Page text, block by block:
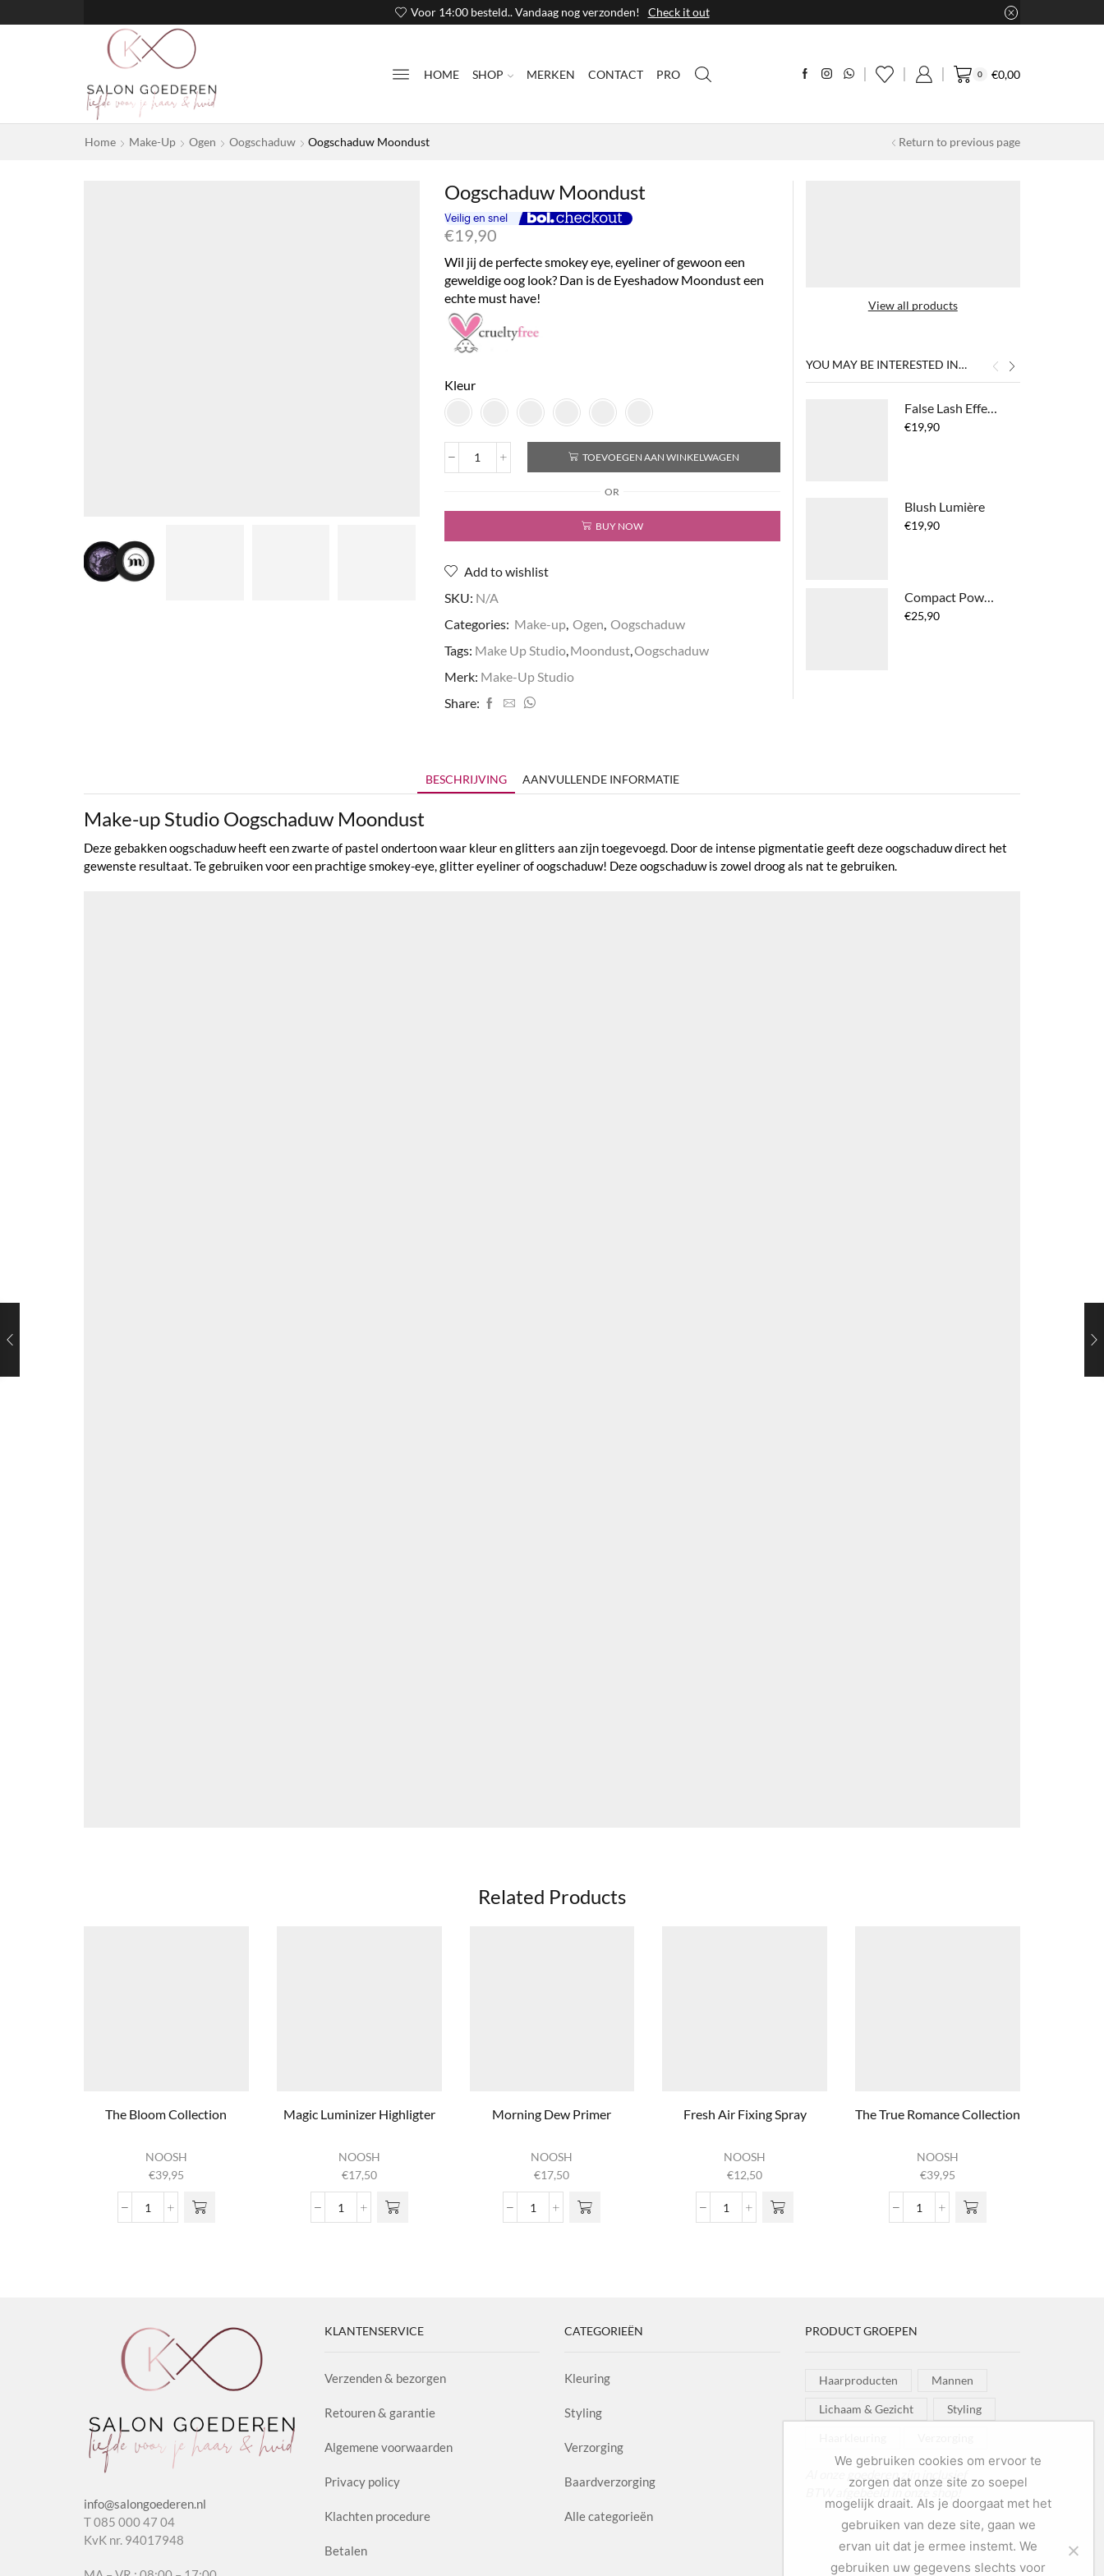
Voor 14:00 besteld.. Vandaag nog verzonden! Check it out
HOME SHOP MERKEN CONTACT PRO 0 €0,00
Home Make-Up Ogen Oogschaduw Oogschaduw Moondust Return to previous page
Oogschaduw Moondust
€19,90
Wil jij de perfecte smokey eye, eyeliner of gewoon een
geweldige oog look? Dan is de Eyeshadow Moondust een
echte must have!
Kleur
Oogschaduw
TOEVOEGEN AAN WINKELWAGEN
OR
BUY NOW
Add to wishlist
SKU: N/A
Categories: Make-up, Ogen, Oogschaduw
Tags: Make Up Studio,Moondust,Oogschaduw
Merk: Make-Up Studio
Share:
View all products
YOU MAY BE INTERESTED IN…
False Lash Effect Mascara 4D Extra Black
€19,90
Blush Lumière
€19,90
Compact Powder Make-up Poeder 3-in-1
€25,90
BESCHRIJVING AANVULLENDE INFORMATIE
Make-up Studio Oogschaduw Moondust
Deze gebakken oogschaduw heeft een zwarte of pastel ondertoon waar kleur en glitters aan zijn toegevoegd. Door de intense pigmentatie geeft deze oogschaduw direct het
gewenste resultaat. Te gebruiken voor een prachtige smokey-eye, glitter eyeliner of oogschaduw! Deze oogschaduw is zowel droog als nat te gebruiken.
Related Products
The Bloom Collection
NOOSH
€39,95
The Bloom Collection
Magic Luminizer Highligter
NOOSH
€17,50
Magic Luminizer Highligter
Morning Dew Primer
NOOSH
€17,50
Morning Dew Primer
Fresh Air Fixing Spray
NOOSH
€12,50
Fresh Air Fixing Spray
The True Romance Collection
NOOSH
€39,95
The True Romance Collection
info@salongoederen.nl
T 085 000 47 04
KvK nr. 94017948
KLANTENSERVICE
Verzenden & bezorgen
Retouren & garantie
Algemene voorwaarden
Privacy policy
Klachten procedure
Betalen
CATEGORIEËN
Kleuring
Styling
Verzorging
Baardverzorging
Alle categorieën
PRODUCT GROEPEN
Haarproducten Mannen
Lichaam & Gezicht Styling
Al onze goederen zijn inclusief
BTW afgebeeld in onze shop!
We gebruiken cookies om ervoor te
zorgen dat onze site zo soepel
mogelijk draait. Als je doorgaat met het
gebruiken van deze site, gaan we
ervan uit dat je ermee instemt. We
gebruiken uw gegevens slechts voor